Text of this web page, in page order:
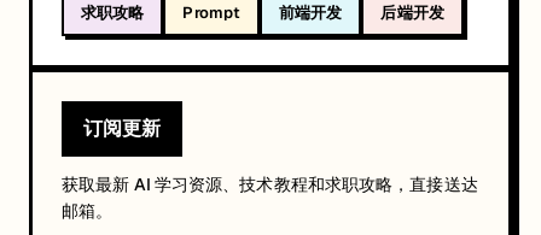
求职攻略 Prompt 前端开发 后端开发
订阅更新
获取最新 AI 学习资源、技术教程和求职攻略，直接送达
邮箱。